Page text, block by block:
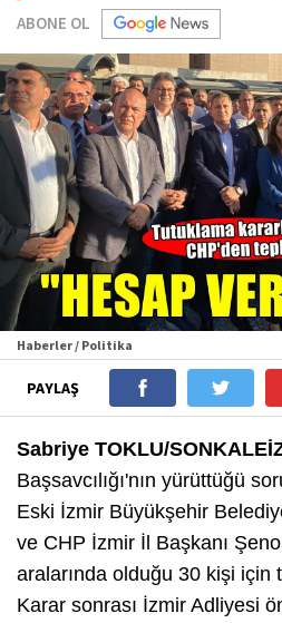
ABONE OL
Haberler / Politika
PAYLAŞ
Sabriye TOKLU/
Başsavcılığı'nın yürüttüğü
Eski İzmir Büyükşehir
ve CHP İzmir İl Başkanı
aralarında olduğu 30 kişi için
Karar sonrası İzmir Adliyesi